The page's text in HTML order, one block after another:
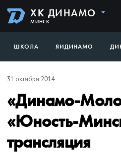
ХК ДИНАМО
МИНСК
ШКОЛА ЯИДИНАМО
31 октября 2014
«Динамо-
«Юность-
трансляция